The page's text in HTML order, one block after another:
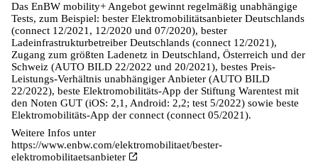
Das EnBW mobility+ Angebot gewinnt regelmäßig unabhängige
Tests, zum Beispiel: bester Elektromobilitätsanbieter Deutschlands
(connect 12/2021, 12/2020 und 07/2020), bester
Ladeinfrastrukturbetreiber Deutschlands (connect 12/2021),
Zugang zum größten Ladenetz in Deutschland, Österreich und der
Schweiz (AUTO BILD 22/2022 und 20/2021), bestes Preis-
Leistungs-Verhältnis unabhängiger Anbieter (AUTO BILD
22/2022), beste Elektromobilitäts-App der Stiftung Warentest mit
den Noten GUT (iOS: 2,1, Android: 2,2; test 5/2022) sowie beste
Elektromobilitäts-App der connect (connect 05/2021).
Weitere Infos unter
https://www.enbw.com/elektromobilitaet/bester-
elektromobilitaetsanbieter